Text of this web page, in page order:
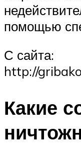
помощью
С сайта:
http://
Какие